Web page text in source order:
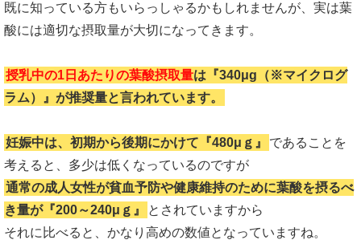
既に知っている方もいらっしゃるかもしれませんが、実は葉
酸には適切な摂取量が大切になってきます。
授乳中の1日あたりの葉酸摂取量は『340μg（※マイクログ
ラム）』が推奨量と言われています。
妊娠中は、初期から後期にかけて『480μｇ』
であることを
考えると、多少は低くなっているのですが
通常の成人女性が貧血予防や健康維持のために葉酸を摂るべ
き量が『200～240μｇ』
とされていますから
それに比べると、かなり高めの数値となっていますね。